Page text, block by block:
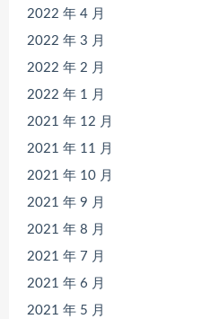
2022 年 4 月
2022 年 3 月
2022 年 2 月
2022 年 1 月
2021 年 12 月
2021 年 11 月
2021 年 10 月
2021 年 9 月
2021 年 8 月
2021 年 7 月
2021 年 6 月
2021 年 5 月